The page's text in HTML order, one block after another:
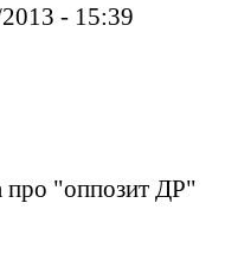
- 15:39
про "оппозит ДР"